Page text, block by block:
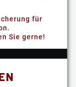
für
Sie gerne!